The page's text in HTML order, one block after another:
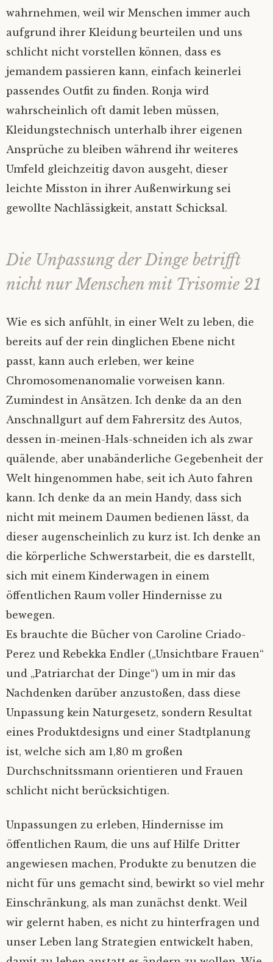
wahrnehmen, weil wir Menschen immer auch
aufgrund ihrer Kleidung beurteilen und uns
schlicht nicht vorstellen können, dass es
jemandem passieren kann, einfach keinerlei
passendes Outfit zu finden. Ronja wird
wahrscheinlich oft damit leben müssen,
Kleidungstechnisch unterhalb ihrer eigenen
Ansprüche zu bleiben während ihr weiteres
Umfeld gleichzeitig davon ausgeht, dieser
leichte Misston in ihrer Außenwirkung sei
gewollte Nachlässigkeit, anstatt Schicksal.
Die Unpassung der Dinge betrifft
nicht nur Menschen mit Trisomie 21
Wie es sich anfühlt, in einer Welt zu leben, die
bereits auf der rein dinglichen Ebene nicht
passt, kann auch erleben, wer keine
Chromosomenanomalie vorweisen kann.
Zumindest in Ansätzen. Ich denke da an den
Anschnallgurt auf dem Fahrersitz des Autos,
dessen in-meinen-Hals-schneiden ich als zwar
quälende, aber unabänderliche Gegebenheit der
Welt hingenommen habe, seit ich Auto fahren
kann. Ich denke da an mein Handy, dass sich
nicht mit meinem Daumen bedienen lässt, da
dieser augenscheinlich zu kurz ist. Ich denke an
die körperliche Schwerstarbeit, die es darstellt,
sich mit einem Kinderwagen in einem
öffentlichen Raum voller Hindernisse zu
bewegen.
Es brauchte die Bücher von Caroline Criado-
Perez und Rebekka Endler („Unsichtbare Frauen“
und „Patriarchat der Dinge“) um in mir das
Nachdenken darüber anzustoßen, dass diese
Unpassung kein Naturgesetz, sondern Resultat
eines Produktdesigns und einer Stadtplanung
ist, welche sich am 1,80 m großen
Durchschnitssmann orientieren und Frauen
schlicht nicht berücksichtigen.
Unpassungen zu erleben, Hindernisse im
öffentlichen Raum, die uns auf Hilfe Dritter
angewiesen machen, Produkte zu benutzen die
nicht für uns gemacht sind, bewirkt so viel mehr
Einschränkung, als man zunächst denkt. Weil
wir gelernt haben, es nicht zu hinterfragen und
unser Leben lang Strategien entwickelt haben,